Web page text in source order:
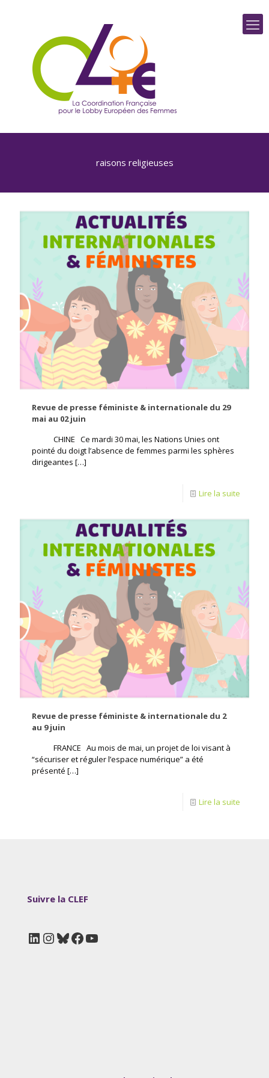
raisons religieuses
Revue de presse féministe & internationale du 29
mai au 02 juin
CHINE Ce mardi 30 mai, les Nations Unies ont
pointé du doigt l’absence de femmes parmi les sphères
dirigeantes […]
Lire la suite
Revue de presse féministe & internationale du 2
au 9 juin
FRANCE Au mois de mai, un projet de loi visant à
“sécuriser et réguler l’espace numérique” a été
présenté […]
Lire la suite
Suivre la CLEF
LinkedIn
Instagram
Bluesky
Facebook
YouTube